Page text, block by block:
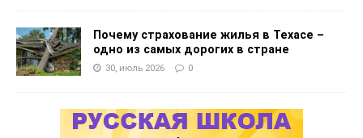
Почему страхование жилья в Техасе –
одно из самых дорогих в стране
30, июль 2026 0